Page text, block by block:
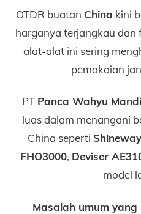
OTDR buatan China kini
harganya terjangkau dan
alat-alat ini sering
pemakaian
PT Panca Wahyu
luas dalam menangani
China seperti
FHO3000, Deviser
model
Masalah umum